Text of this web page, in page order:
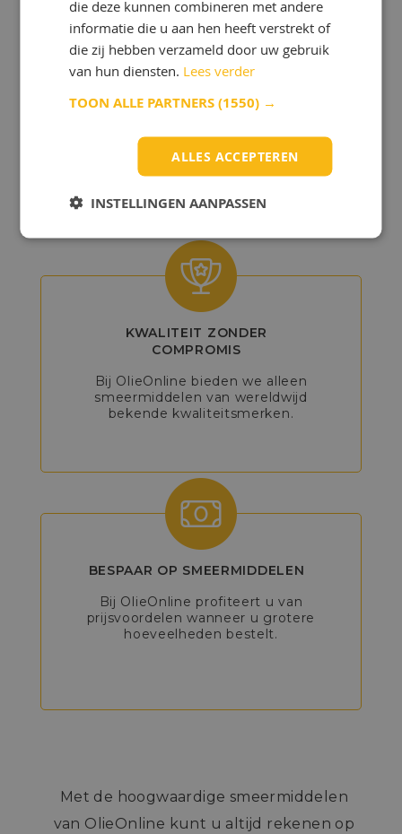
GEDETAILLEERD
ADVIES
Onze experts helpen u bij het kiezen
van de beste producten, zodat u het
maximale uit uw voertuig of machine
KWALITEIT ZONDER
COMPROMIS
Bij OlieOnline bieden we alleen
smeermiddelen van wereldwijd
bekende kwaliteitsmerken.
BESPAAR OP SMEERMIDDELEN
Bij OlieOnline profiteert u van
prijsvoordelen wanneer u grotere
hoeveelheden bestelt.
Met de hoogwaardige smeermiddelen
van OlieOnline kunt u altijd rekenen op
die deze kunnen combineren met andere
informatie die u aan hen heeft verstrekt of
die zij hebben verzameld door uw gebruik
van hun diensten. Lees verder
TOON ALLE PARTNERS(1550) →
ALLES ACCEPTEREN
INSTELLINGEN AANPASSEN